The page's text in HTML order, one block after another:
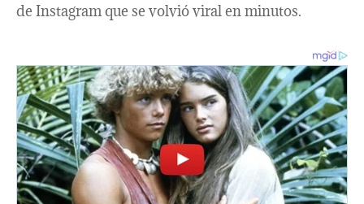
de Instagram que se volvió viral en minutos.